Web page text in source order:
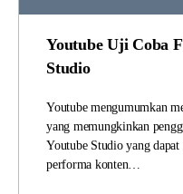
Youtube Uji Coba
Studio
Youtube mengumumkan
yang memungkinkan
Youtube Studio yang
performa konten…